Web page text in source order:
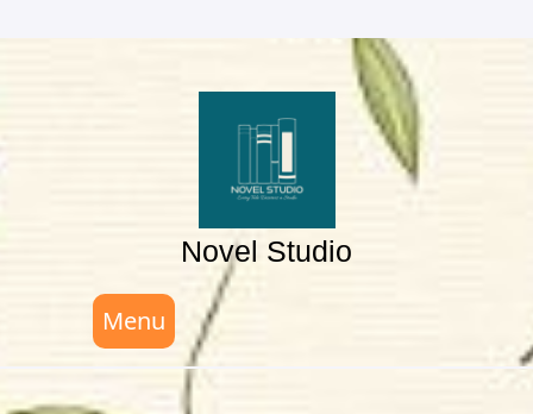
to
Novel Studio
Menu